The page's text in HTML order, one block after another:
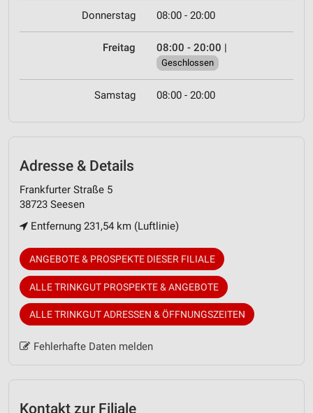
Donnerstag 08:00 - 20:00
Freitag 08:00 - 20:00 |
Geschlossen
Samstag 08:00 - 20:00
Adresse & Details
Frankfurter Straße 5
38723 Seesen
Entfernung 231,54 km (Luftlinie)
ANGEBOTE & PROSPEKTE DIESER FILIALE
ALLE TRINKGUT PROSPEKTE & ANGEBOTE
ALLE TRINKGUT ADRESSEN & ÖFFNUNGSZEITEN
Fehlerhafte Daten melden
Kontakt zur Filiale